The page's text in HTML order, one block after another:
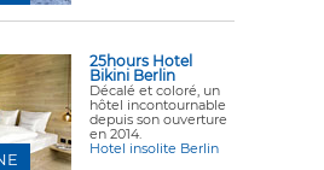
25hours Hotel
Bikini Berlin
Décalé et coloré, un
hôtel incontournable
depuis son ouverture
en 2014.
Hotel insolite Berlin